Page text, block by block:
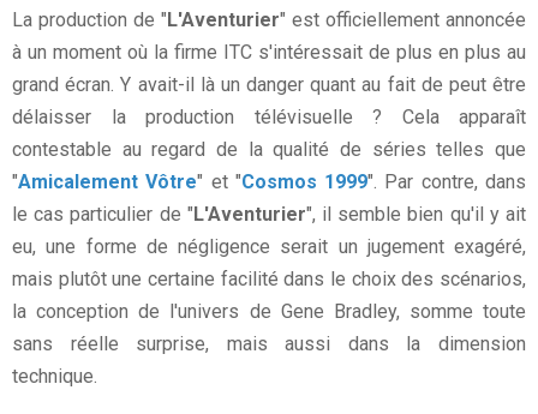
La production de "L'Aventurier" est officiellement annoncée
à un moment où la firme ITC s'intéressait de plus en plus au
grand écran. Y avait-il là un danger quant au fait de peut être
délaisser la production télévisuelle ? Cela apparaît
contestable au regard de la qualité de séries telles que
"Amicalement Vôtre" et "Cosmos 1999". Par contre, dans
le cas particulier de "L'Aventurier", il semble bien qu'il y ait
eu, une forme de négligence serait un jugement exagéré,
mais plutôt une certaine facilité dans le choix des scénarios,
la conception de l'univers de Gene Bradley, somme toute
sans réelle surprise, mais aussi dans la dimension
technique.